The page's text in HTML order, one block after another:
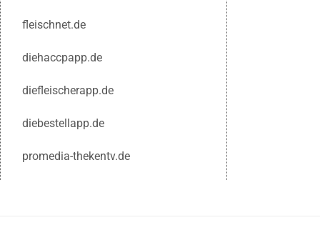
fleischnet.de
diehaccpapp.de
diefleischerapp.de
diebestellapp.de
promedia-thekentv.de